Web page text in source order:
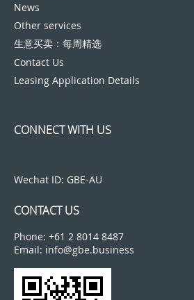
News
Other services
生意买卖：每周精选
Contact Us
Leasing Application Details
CONNECT WITH US
Wechat ID: GBE-AU
CONTACT US
Phone: +61 2 8014 8487
Email: info@gbe.business